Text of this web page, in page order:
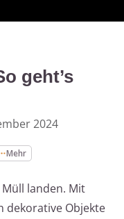
geht’s
2024
Mehr
landen. Mit
dekorative Objekte